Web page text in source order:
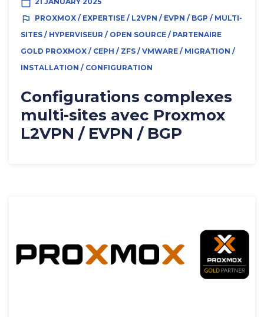
calendar_today
outlined_flag
PROXMOX / EXPERTISE / L2VPN / EVPN / BGP / MULTI-
SITES / HYPERVISEUR / OPEN SOURCE / PARTENAIRE
GOLD PROXMOX / CEPH / ZFS / VMWARE / MIGRATION /
INSTALLATION / CONFIGURATION
Configurations complexes
multi-sites avec Proxmox
L2VPN / EVPN / BGP